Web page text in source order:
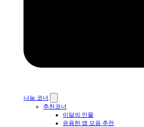
나눔 코너
추천코너
이달의 인물
유용한 앱 모음 추천